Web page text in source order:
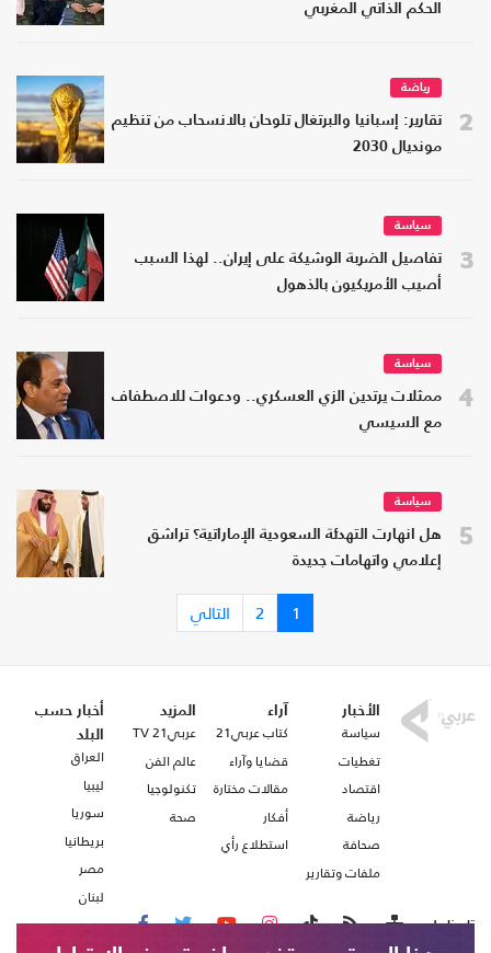
الحكم الذاتي المغربي
2
رياضة
تقارير: إسبانيا والبرتغال تلوحان بالانسحاب من تنظيم
مونديال 2030
3
سياسة
تفاصيل الضربة الوشيكة على إيران.. لهذا السبب
أصيب الأمريكيون بالذهول
4
سياسة
ممثلات يرتدين الزي العسكري.. ودعوات للاصطفاف
مع السيسي
5
سياسة
هل انهارت التهدئة السعودية الإماراتية؟ تراشق
إعلامي واتهامات جديدة
1
2 التالي
الأخبار
سياسة
تغطيات
اقتصاد
رياضة
صحافة
ملفات وتقارير
آراء
كتاب عربي21
قضايا وآراء
مقالات مختارة
أفكار
استطلاع رأي
المزيد
عربي21 TV
عالم الفن
تكنولوجيا
صحة
أخبار حسب
البلد
العراق
ليبيا
سوريا
بريطانيا
مصر
لبنان
تابعنا على